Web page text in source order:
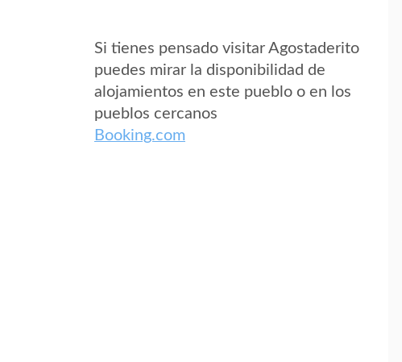
Si tienes pensado visitar Agostaderito
puedes mirar la disponibilidad de
alojamientos en este pueblo o en los
pueblos cercanos
Booking.com